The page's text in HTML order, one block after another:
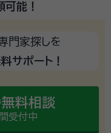
可能！
門家探しを
サポート！
無料相談
受付中